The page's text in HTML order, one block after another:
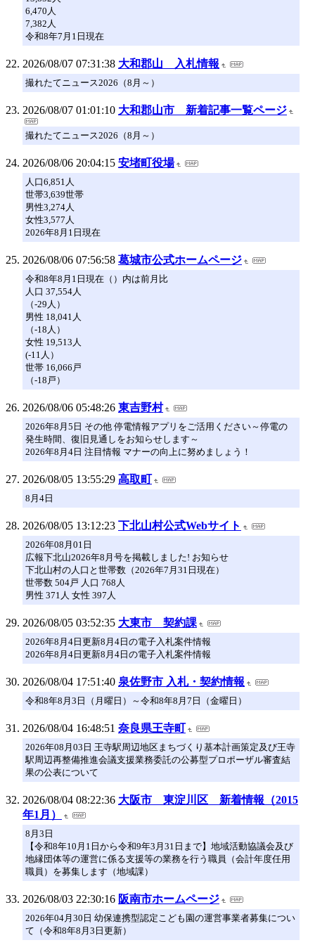
6,470人
7,382人
令和8年7月1日現在
2026/08/07 07:31:38 大和郡山 入札情報
撮れたてニュース2026（8月～）
2026/08/07 01:01:10 大和郡山市 新着記事一覧ページ
撮れたてニュース2026（8月～）
2026/08/06 20:04:15 安堵町役場
人口6,851人
世帯3,639世帯
男性3,274人
女性3,577人
2026年8月1日現在
2026/08/06 07:56:58 葛城市公式ホームページ
令和8年8月1日現在（）内は前月比
人口 37,554人
（-29人）
男性 18,041人
（-18人）
女性 19,513人
(-11人）
世帯 16,066戸
（-18戸）
2026/08/06 05:48:26 東吉野村
2026年8月5日 その他 停電情報アプリをご活用ください～停電の
発生時間、復旧見通しをお知らせします～
2026年8月4日 注目情報 マナーの向上に努めましょう！
2026/08/05 13:55:29 高取町
8月4日
2026/08/05 13:12:23 下北山村公式Webサイト
2026年08月01日
広報下北山2026年8月号を掲載しました! お知らせ
下北山村の人口と世帯数（2026年7月31日現在）
世帯数 504戸 人口 768人
男性 371人 女性 397人
2026/08/05 03:52:35 大東市 契約課
2026年8月4日更新8月4日の電子入札案件情報
2026年8月4日更新8月4日の電子入札案件情報
2026/08/04 17:51:40 泉佐野市 入札・契約情報
令和8年8月3日（月曜日）～令和8年8月7日（金曜日）
2026/08/04 16:48:51 奈良県王寺町
2026年08月03日 王寺駅周辺地区まちづくり基本計画策定及び王寺
駅周辺再整備推進会議支援業務委託の公募型プロポーザル審査結
果の公表について
2026/08/04 08:22:36 大阪市 東淀川区 新着情報（2015
年1月）
8月3日
【令和8年10月1日から令和9年3月31日まで】地域活動協議会及び
地縁団体等の運営に係る支援等の業務を行う職員（会計年度任用
職員）を募集します（地域課）
2026/08/03 22:30:16 阪南市ホームページ
2026年04月30日 幼保連携型認定こども園の運営事業者募集につい
て（令和8年8月3日更新）